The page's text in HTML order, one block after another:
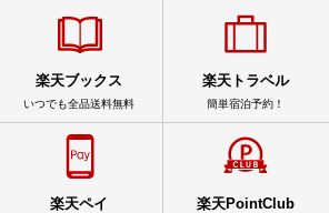
楽天ブックス
いつでも全品送料無料
楽天トラベル
簡単宿泊予約！
楽天ペイ 楽天PointClub